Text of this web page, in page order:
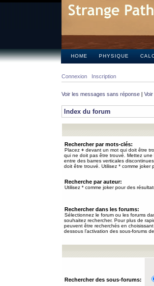
HOME PHYSIQUE
Connexion Inscription
Voir les messages sans réponse |
Index du forum
Rechercher par mots-clés:
Placez + devant un mot qui doit être
qui ne doit pas être trouvé. Mettez
entre des barres verticales
doit être trouvé. Utilisez * comme joker
Recherche par auteur:
Utilisez * comme joker pour des
Rechercher dans les forums:
Sélectionnez le forum ou les forums
souhaitez rechercher. Pour plus de
peuvent être recherchés en
dessous l’activation des sous-forums
Rechercher des sous-forums: